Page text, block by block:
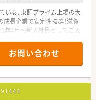
る、東証プライム上場の大
長企業で安定性抜群！滋賀
年4月～新入社員としてご入
て、年に1度1週間程度の
度や育休制度などを完備！
度・処方箋補助制度など充
お問い合わせ